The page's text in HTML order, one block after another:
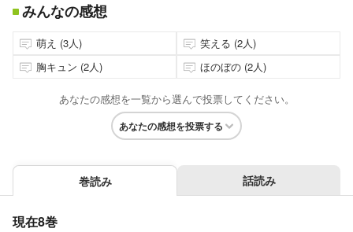
みんなの感想
萌え (3人)
笑える (2人)
胸キュン (2人)
ほのぼの (2人)
あなたの感想を一覧から選んで投票してください。
あなたの感想を投票する
巻読み 話読み
現在8巻